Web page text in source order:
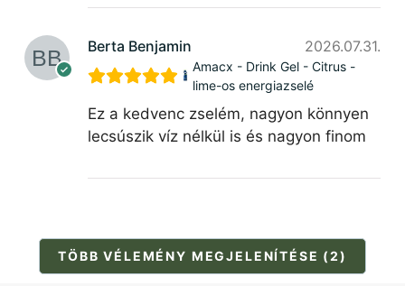
Berta Benjamin 2026.07.31.
Amacx - Drink Gel - Citrus -
lime-os energiazselé
Ez a kedvenc zselém, nagyon könnyen
lecsúszik víz nélkül is és nagyon finom
TÖBB VÉLEMÉNY MEGJELENÍTÉSE (2)